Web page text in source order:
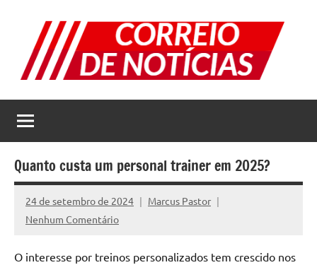
conteúdo
Correio
de
Notícias
as
melhores
notícias
da
internet
Quanto custa um personal trainer em 2025?
24 de setembro de 2024
Marcus Pastor
Nenhum Comentário
O interesse por treinos personalizados tem crescido nos